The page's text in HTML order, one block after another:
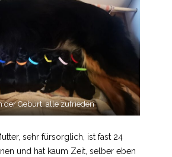
der Geburt, alle zufrieden
sehr fürsorglich, ist fast 24
und hat kaum Zeit, selber eben